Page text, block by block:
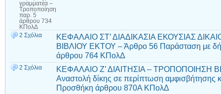
γραμματέα –
Τροποποίηση
παρ. 5
άρθρου 734
ΚΠολΔ
2 Σχόλια
ΚΕΦΑΛΑΙΟ ΣΤ’ ΔΙΑΔΙΚΑΣΙΑ ΕΚΟΥΣΙΑΣ
ΒΙΒΛΙΟΥ ΕΚΤΟΥ – Άρθρο 56 Παράσταση με
άρθρου 764 ΚΠολΔ
2 Σχόλια
ΚΕΦΑΛΑΙΟ Ζ’ ΔΙΑΙΤΗΣΙΑ – ΤΡΟΠΟΠΟΙΗΣΗ
Αναστολή δίκης σε περίπτωση αμφισβήτησης
Προσθήκη άρθρου 870Α ΚΠολΔ